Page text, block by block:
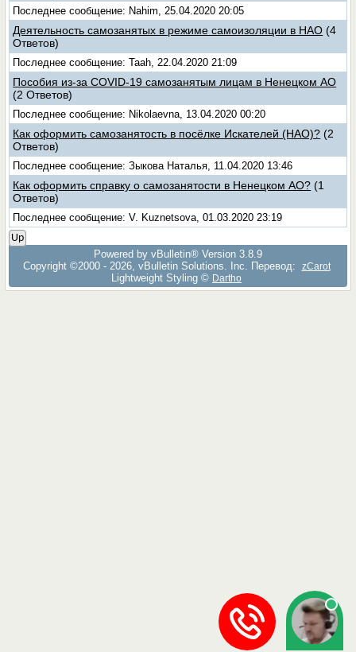
Последнее сообщение: Nahim, 25.04.2020 20:05
Деятельность самозанятых в режиме самоизоляции в НАО (4
Ответов)
Последнее сообщение: Taah, 22.04.2020 21:09
Пособия из-за COVID-19 самозанятым лицам в Ненецком АО
(2 Ответов)
Последнее сообщение: Nikolaevna, 13.04.2020 00:20
Как оформить самозанятость в посёлке Искателей (НАО)? (2
Ответов)
Последнее сообщение: Зыкова Наталья, 11.04.2020 13:46
Как оформить справку о самозанятости в Ненецком АО? (1
Ответов)
Последнее сообщение: V. Kuznetsova, 01.03.2020 23:19
Up
Powered by vBulletin® Version 3.8.9
Copyright ©2000 - 2026, vBulletin Solutions, Inc. Перевод:
zCarot
Lightweight Styling © Dartho